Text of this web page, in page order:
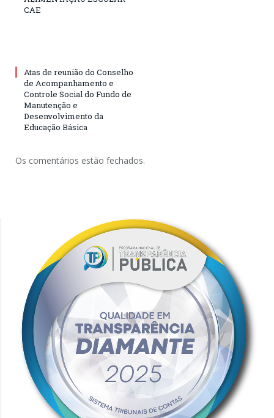
CAE
Atas de reunião do Conselho
de Acompanhamento e
Controle Social do Fundo de
Manutenção e
Desenvolvimento da
Educação Básica
Os comentários estão fechados.